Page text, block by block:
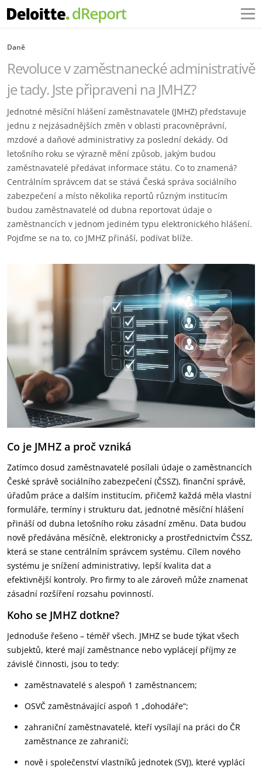
Daně
Revoluce v zaměstnanecké administrativě
je tady. Jste připraveni na JMHZ?
Jednotné měsíční hlášení zaměstnavatele (JMHZ) představuje
jednu z nejzásadnějších změn v oblasti pracovněprávní,
mzdové a daňové administrativy za poslední dekády. Od
letošního roku se výrazně mění způsob, jakým budou
zaměstnavatelé předávat informace státu. Co to znamená?
Centrálním správcem dat se stává Česká správa sociálního
zabezpečení a místo několika reportů různým institucím
budou zaměstnavatelé od dubna reportovat údaje o
zaměstnancích v jednom jediném typu elektronického hlášení.
Pojďme se na to, co JMHZ přináší, podívat blíže.
Co je JMHZ a proč vzniká
Zatímco dosud zaměstnavatelé posílali údaje o zaměstnancích
České správě sociálního zabezpečení (ČSSZ), finanční správě,
úřadům práce a dalším institucím, přičemž každá měla vlastní
formuláře, termíny i strukturu dat, jednotné měsíční hlášení
přináší od dubna letošního roku zásadní změnu. Data budou
nově předávána měsíčně, elektronicky a prostřednictvím ČSSZ,
která se stane centrálním správcem systému. Cílem nového
systému je snížení administrativy, lepší kvalita dat a
efektivnější kontroly. Pro firmy to ale zároveň může znamenat
zásadní rozšíření rozsahu povinností.
Koho se JMHZ dotkne?
Jednoduše řešeno – téměř všech. JMHZ se bude týkat všech
subjektů, které mají zaměstnance nebo vyplácejí příjmy ze
závislé činnosti, jsou to tedy:
zaměstnavatelé s alespoň 1 zaměstnancem;
OSVČ zaměstnávající aspoň 1 „dohodáře“;
zahraniční zaměstnavatelé, kteří vysílají na práci do ČR
zaměstnance ze zahraničí;
nově i společenství vlastníků jednotek (SVJ), které vyplácí